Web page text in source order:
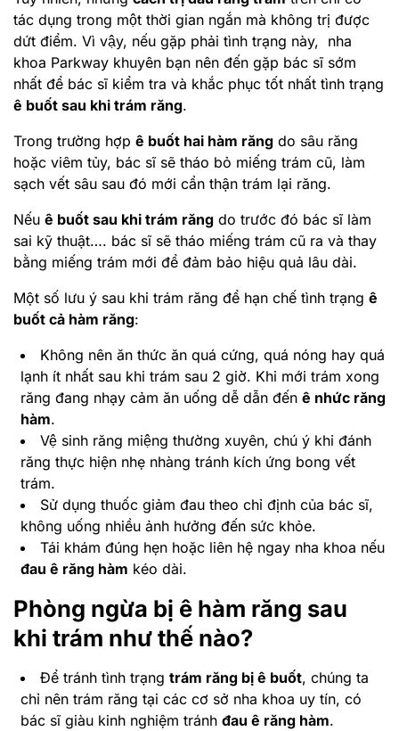
tác dụng trong một thời gian ngắn mà không trị được
dứt điểm. Vì vậy, nếu gặp phải tình trạng này, nha
khoa Parkway khuyên bạn nên đến gặp bác sĩ sớm
nhất để bác sĩ kiểm tra và khắc phục tốt nhất tình trạng
ê buốt sau khi trám răng.
Trong trường hợp ê buốt hai hàm răng do sâu răng
hoặc viêm tủy, bác sĩ sẽ tháo bỏ miếng trám cũ, làm
sạch vết sâu sau đó mới cẩn thận trám lại răng.
Nếu ê buốt sau khi trám răng do trước đó bác sĩ làm
sai kỹ thuật…. bác sĩ sẽ tháo miếng trám cũ ra và thay
bằng miếng trám mới để đảm bảo hiệu quả lâu dài.
Một số lưu ý sau khi trám răng để hạn chế tình trạng ê
buốt cả hàm răng:
Không nên ăn thức ăn quá cứng, quá nóng hay quá
lạnh ít nhất sau khi trám sau 2 giờ. Khi mới trám xong
răng đang nhạy cảm ăn uống dễ dẫn đến ê nhức răng
hàm.
Vệ sinh răng miệng thường xuyên, chú ý khi đánh
răng thực hiện nhẹ nhàng tránh kích ứng bong vết
trám.
Sử dụng thuốc giảm đau theo chỉ định của bác sĩ,
không uống nhiều ảnh hưởng đến sức khỏe.
Tái khám đúng hẹn hoặc liên hệ ngay nha khoa nếu
đau ê răng hàm kéo dài.
Phòng ngừa bị ê hàm răng sau
khi trám như thế nào?
Để tránh tình trạng trám răng bị ê buốt, chúng ta
chỉ nên trám răng tại các cơ sở nha khoa uy tín, có
bác sĩ giàu kinh nghiệm tránh đau ê răng hàm.